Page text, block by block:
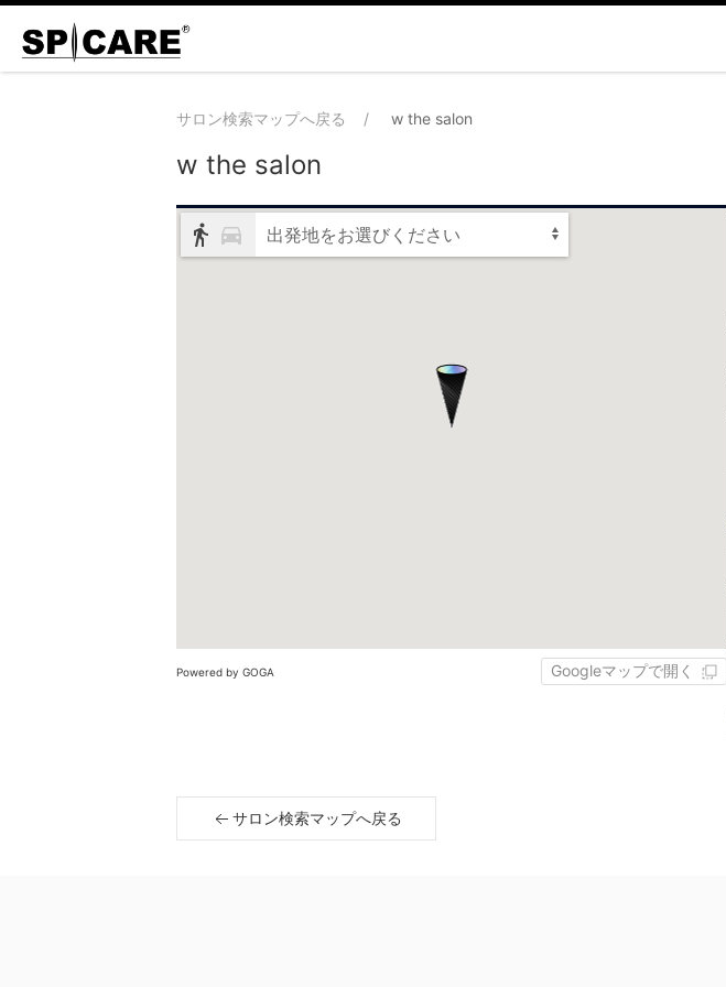
サロン検索マップへ戻る w the salon
w the salon
出発地をお選びください
Powered by GOGA Googleマップで開く
サロン検索マップへ戻る